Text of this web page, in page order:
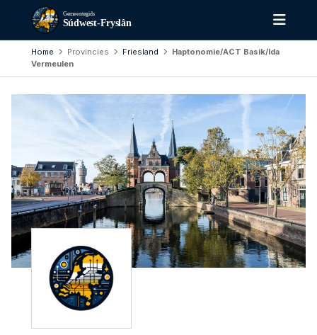
Gemeentegids
Súdwest-Fryslân
Home Provincies Friesland
Haptonomie/ACT Basik/Ida
Vermeulen